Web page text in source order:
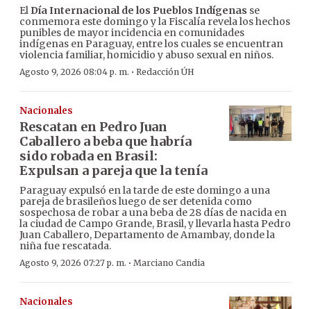
El Día Internacional de los Pueblos Indígenas se
conmemora este domingo y la Fiscalía revela los hechos
punibles de mayor incidencia en comunidades
indígenas en Paraguay, entre los cuales se encuentran
violencia familiar, homicidio y abuso sexual en niños.
Agosto 9, 2026 08:04 p. m. · Redacción ÚH
Nacionales
Rescatan en Pedro Juan
Caballero a beba que habría
sido robada en Brasil:
Expulsan a pareja que la tenía
Paraguay expulsó en la tarde de este domingo a una
pareja de brasileños luego de ser detenida como
sospechosa de robar a una beba de 28 días de nacida en
la ciudad de Campo Grande, Brasil, y llevarla hasta Pedro
Juan Caballero, Departamento de Amambay, donde la
niña fue rescatada.
Agosto 9, 2026 07:27 p. m. · Marciano Candia
Nacionales